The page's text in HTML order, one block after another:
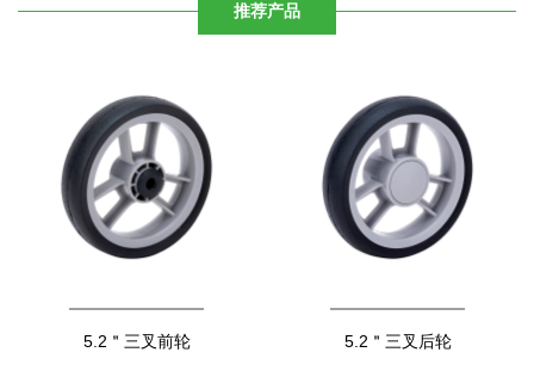
推荐产品
5.2＂三叉前轮 5.2＂三叉后轮